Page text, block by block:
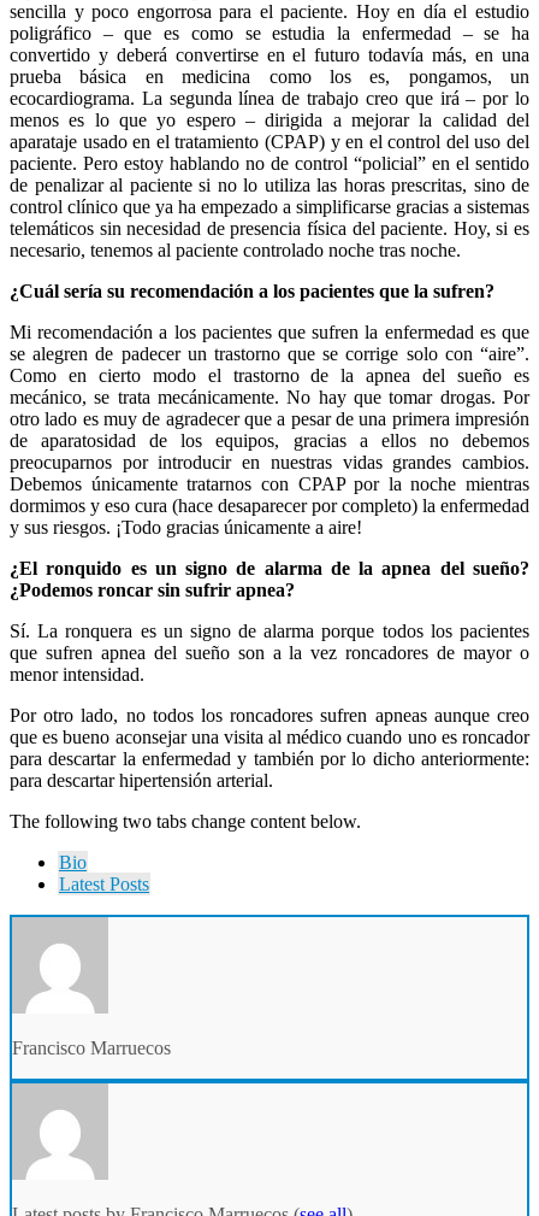
sencilla y poco engorrosa para el paciente. Hoy en día el estudio
poligráfico – que es como se estudia la enfermedad – se ha
convertido y deberá convertirse en el futuro todavía más, en una
prueba básica en medicina como los es, pongamos, un
ecocardiograma. La segunda línea de trabajo creo que irá – por lo
menos es lo que yo espero – dirigida a mejorar la calidad del
aparataje usado en el tratamiento (CPAP) y en el control del uso del
paciente. Pero estoy hablando no de control “policial” en el sentido
de penalizar al paciente si no lo utiliza las horas prescritas, sino de
control clínico que ya ha empezado a simplificarse gracias a sistemas
telemáticos sin necesidad de presencia física del paciente. Hoy, si es
necesario, tenemos al paciente controlado noche tras noche.
¿Cuál sería su recomendación a los pacientes que la sufren?
Mi recomendación a los pacientes que sufren la enfermedad es que
se alegren de padecer un trastorno que se corrige solo con “aire”.
Como en cierto modo el trastorno de la apnea del sueño es
mecánico, se trata mecánicamente. No hay que tomar drogas. Por
otro lado es muy de agradecer que a pesar de una primera impresión
de aparatosidad de los equipos, gracias a ellos no debemos
preocuparnos por introducir en nuestras vidas grandes cambios.
Debemos únicamente tratarnos con CPAP por la noche mientras
dormimos y eso cura (hace desaparecer por completo) la enfermedad
y sus riesgos. ¡Todo gracias únicamente a aire!
¿El ronquido es un signo de alarma de la apnea del sueño?
¿Podemos roncar sin sufrir apnea?
Sí. La ronquera es un signo de alarma porque todos los pacientes
que sufren apnea del sueño son a la vez roncadores de mayor o
menor intensidad.
Por otro lado, no todos los roncadores sufren apneas aunque creo
que es bueno aconsejar una visita al médico cuando uno es roncador
para descartar la enfermedad y también por lo dicho anteriormente:
para descartar hipertensión arterial.
The following two tabs change content below.
Bio
Latest Posts
Francisco Marruecos